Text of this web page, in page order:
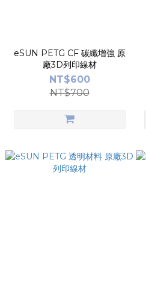
eSUN PETG CF 碳纖增強 原
廠3D列印線材
NT$600
NT$700